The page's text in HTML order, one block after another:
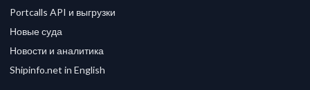
Portcalls API и выгрузки
Новые суда
Новости и аналитика
Shipinfo.net in English